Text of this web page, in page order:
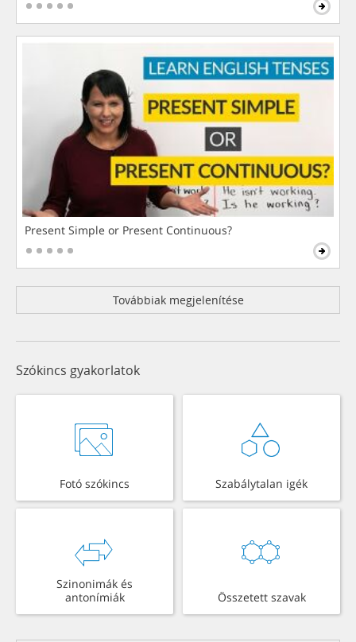
Present Simple or Present Continuous?
Továbbiak megjelenítése
Szókincs gyakorlatok
Fotó szókincs Szabálytalan igék
Szinonimák és
antonímiák
Összetett szavak